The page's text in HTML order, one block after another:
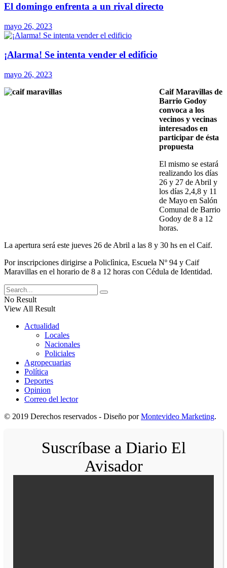
El domingo enfrenta a un rival directo
mayo 26, 2023
¡Alarma! Se intenta vender el edificio
mayo 26, 2023
Caif Maravillas de
Barrio Godoy
convoca a los
vecinos y vecinas
interesados en
participar de ésta
propuesta
El mismo se estará
realizando los días
26 y 27 de Abril y
los días 2,4,8 y 11
de Mayo en Salón
Comunal de Barrio
Godoy de 8 a 12
horas.
La apertura será este jueves 26 de Abril a las 8 y 30 hs en el Caif.
Por inscripciones dirigirse a Policlìnica, Escuela Nº 94 y Caif
Maravillas en el horario de 8 a 12 horas con Cédula de Identidad.
No Result
View All Result
Actualidad
Locales
Nacionales
Policiales
Agropecuarias
Política
Deportes
Opinion
Correo del lector
© 2019 Derechos reservados - Diseño porMontevideo Marketing.
Suscríbase a Diario El
Avisador